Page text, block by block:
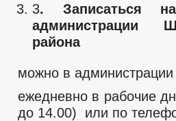
3. Записаться
администрации
района
можно в
ежедневно в рабочие
до 14.00) или по